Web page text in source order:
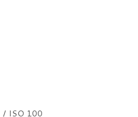
/ ISO 100